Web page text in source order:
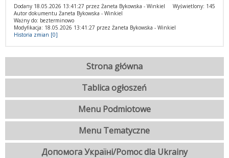
Wyświetlony: 145
Dodany 18.05.2026 13:41:27 przez Żaneta Bykowska - Winkiel
Autor dokumentu Żaneta Bykowska - Winkiel
Ważny do: bezterminowo
Modyfikacja: 18.05.2026 13:41:27 przez Żaneta Bykowska - Winkiel
Historia zmian [0]
Strona główna
Tablica ogłoszeń
Menu Podmiotowe
Menu Tematyczne
Допомога Україні/Pomoc dla Ukrainy